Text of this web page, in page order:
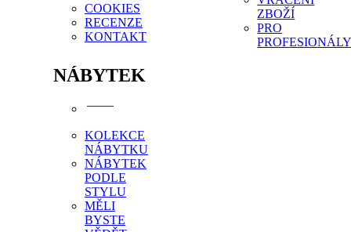
COOKIES
RECENZE
KONTAKT
ZBOŽÍ
PRO
NÁBYTEK
KOLEKCE
NÁBYTKU
NÁBYTEK
PODLE
STYLU
MĚLI
BYSTE